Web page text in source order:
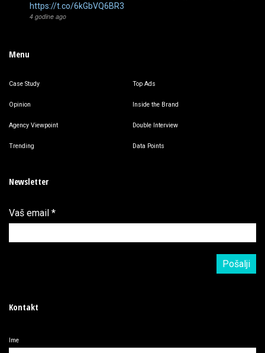
https://t.co/6kGbVQ6BR3
4 godine ago
Menu
Case Study Top Ads
Opinion Inside the Brand
Agency Viewpoint Double Interview
Trending Data Points
Newsletter
Vaš email *
Kontakt
Ime